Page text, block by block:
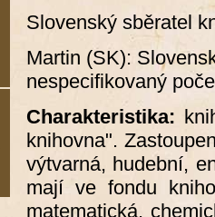
Slovenský sběratel
Martin (SK):
nespecifikovaný
Charakteristika:
knihovna".
výtvarná, hudební,
mají ve fondu
matematická,